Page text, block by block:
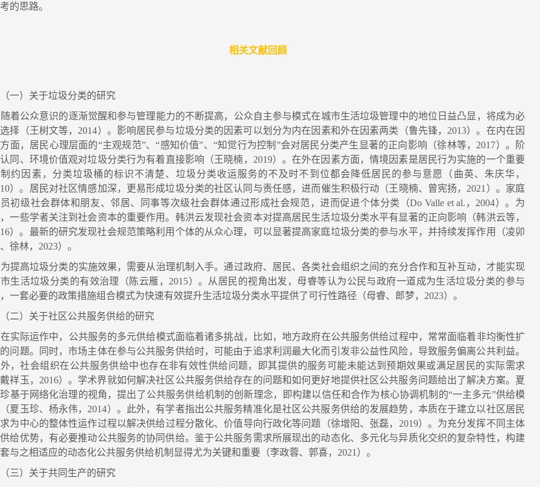
的思路。
相关文献回顾
）关于垃圾分类的研究
公众意识的逐渐觉醒和参与管理能力的不断提高，公众自主参与模式在城市生活垃圾管理中的地位日益凸显，将成为必
择（王树文等，2014）。影响居民参与垃圾分类的因素可以划分为内在因素和外在因素两类（鲁先锋，2013）。在内在因
面，居民心理层面的“主观规范”、“感知价值”、“知觉行为控制”会对居民分类产生显著的正向影响（徐林等，2017）。阶
同、环境价值观对垃圾分类行为有着直接影响（王晓楠，2019）。在外在因素方面，情境因素是居民行为实施的一个重要
约因素，分类垃圾桶的标识不清楚、垃圾分类收运服务的不及时不到位都会降低居民的参与意愿（曲英、朱庆华，
）。居民对社区情感加深，更易形成垃圾分类的社区认同与责任感，进而催生积极行动（王晓楠、曾宪扬，2021）。家庭
初级社会群体和朋友、邻居、同事等次级社会群体通过形成社会规范，进而促进个体分类（Do Valle et al.，2004）。为
一些学者关注到社会资本的重要作用。韩洪云发现社会资本对提高居民生活垃圾分类水平有显著的正向影响（韩洪云等，
）。最新的研究发现社会规范策略利用个体的从众心理，可以显著提高家庭垃圾分类的参与水平，并持续发挥作用（凌卯
徐林，2023）。
高垃圾分类的实施效果，需要从治理机制入手。通过政府、居民、各类社会组织之间的充分合作和互补互动，才能实现
生活垃圾分类的有效治理（陈云雁，2015）。从居民的视角出发，母睿等认为公民与政府一道成为生活垃圾分类的参与
一套必要的政策措施组合模式为快速有效提升生活垃圾分类水平提供了可行性路径（母睿、郎梦，2023）。
）关于社区公共服务供给的研究
际运作中，公共服务的多元供给模式面临着诸多挑战，比如，地方政府在公共服务供给过程中，常常面临着非均衡性扩
问题。同时，市场主体在参与公共服务供给时，可能由于追求利润最大化而引发非公益性风险，导致服务偏离公共利益。
，社会组织在公共服务供给中也存在非有效性供给问题，即其提供的服务可能未能达到预期效果或满足居民的实际需求
祥玉，2016）。学术界就如何解决社区公共服务供给存在的问题和如何更好地提供社区公共服务问题给出了解决方案。夏
基于网络化治理的视角，提出了公共服务供给机制的创新理念，即构建以信任和合作为核心协调机制的“一主多元”供给模
夏玉珍、杨永伟，2014）。此外，有学者指出公共服务精准化是社区公共服务供给的发展趋势，本质在于建立以社区居民
为中心的整体性运作过程以解决供给过程分散化、价值导向行政化等问题（徐增阳、张磊，2019）。为充分发挥不同主体
给优势，有必要推动公共服务的协同供给。鉴于公共服务需求所展现出的动态化、多元化与异质化交织的复杂特性，构建
与之相适应的动态化公共服务供给机制显得尤为关键和重要（李政蓉、郭喜，2021）。
）关于共同生产的研究